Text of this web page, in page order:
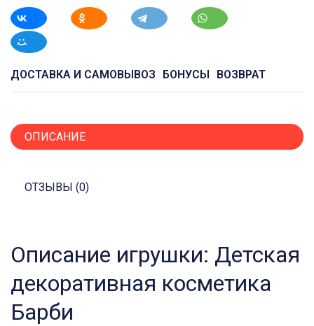
ДОСТАВКА И САМОВЫВОЗ БОНУСЫ ВОЗВРАТ
ОПИСАНИЕ
ОТЗЫВЫ (0)
Описание игрушки: Детская
декоративная косметика
Барби